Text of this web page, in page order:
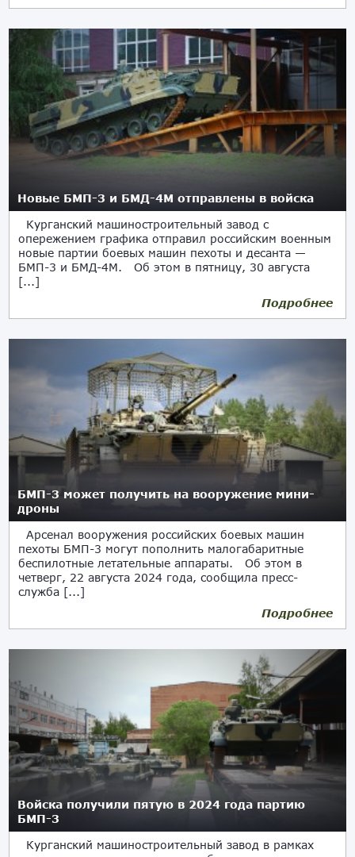
Новые БМП-3 и БМД-4М отправлены в войска
Курганский машиностроительный завод с
опережением графика отправил российским военным
новые партии боевых машин пехоты и десанта —
БМП-3 и БМД-4М. Об этом в пятницу, 30 августа
[...]
Подробнее
БМП-3 может получить на вооружение мини-
дроны
Арсенал вооружения российских боевых машин
пехоты БМП-3 могут пополнить малогабаритные
беспилотные летательные аппараты. Об этом в
четверг, 22 августа 2024 года, сообщила пресс-
служба [...]
Подробнее
Войска получили пятую в 2024 года партию
БМП-3
Курганский машиностроительный завод в рамках